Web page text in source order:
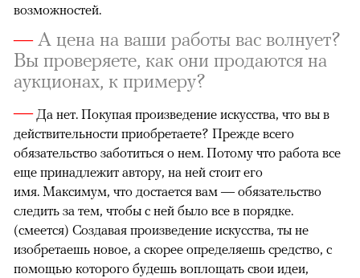
возможностей.
— А цена на ваши работы вас волнует?
Вы проверяете, как они продаются на
аукционах, к примеру?
—Да нет. Покупая произведение искусства, что вы в
действительности приобретаете? Прежде всего
обязательство заботиться о нем. Потому что работа все
еще принадлежит автору, на ней стоит его
имя. Максимум, что достается вам — обязательство
следить за тем, чтобы с ней было все в порядке.
(смеется) Создавая произведение искусства, ты не
изобретаешь новое, а скорее определяешь средство, с
помощью которого будешь воплощать свои идеи,